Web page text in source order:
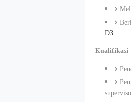
D3
Kualifikasi